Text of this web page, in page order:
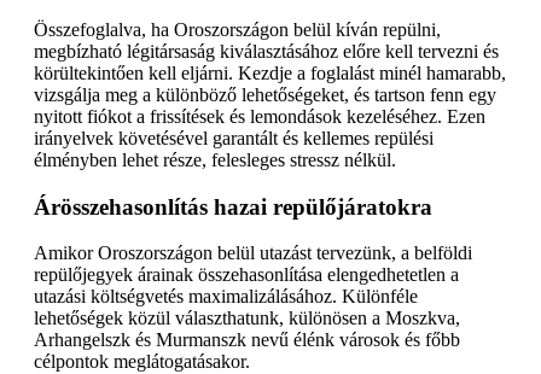
Összefoglalva, ha Oroszországon belül kíván repülni,
megbízható légitársaság kiválasztásához előre kell tervezni és
körültekintően kell eljárni. Kezdje a foglalást minél hamarabb,
vizsgálja meg a különböző lehetőségeket, és tartson fenn egy
nyitott fiókot a frissítések és lemondások kezeléséhez. Ezen
irányelvek követésével garantált és kellemes repülési
élményben lehet része, felesleges stressz nélkül.
Árösszehasonlítás hazai repülőjáratokra
Amikor Oroszországon belül utazást tervezünk, a belföldi
repülőjegyek árainak összehasonlítása elengedhetetlen a
utazási költségvetés maximalizálásához. Különféle
lehetőségek közül választhatunk, különösen a Moszkva,
Arhangelszk és Murmanszk nevű élénk városok és főbb
célpontok meglátogatásakor.